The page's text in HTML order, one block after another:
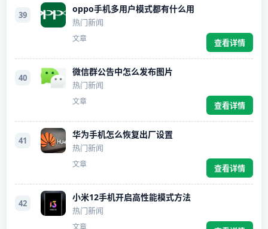
39
oppo手机多用户模式都有什么用
热门新闻
文章 查看详情
40
微信群公告中怎么发布图片
热门新闻
文章 查看详情
41
华为手机怎么恢复出厂设置
热门新闻
文章 查看详情
42
小米12手机开启高性能模式方法
热门新闻
文章